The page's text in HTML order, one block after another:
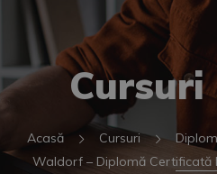
Cursuri
Acasă Cursuri
Waldorf – Diplomă Certificată